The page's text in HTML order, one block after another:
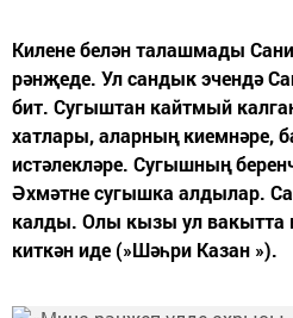
Килене белән талашмады
рәнҗеде. Ул сандык эчендә
бит. Сугыштан кайтмый
хатлары, аларның киемнәре,
истәлекләре. Сугышның
Әхмәтне сугышка алдылар.
калды. Олы кызы ул вакытта
киткән иде (»Шәһри Казан »).